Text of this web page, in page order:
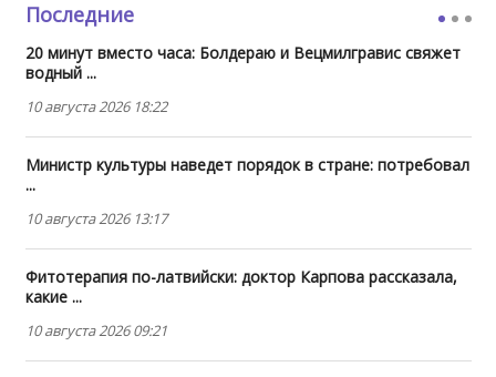
Последние
20 минут вместо часа: Болдераю и Вецмилгравис свяжет
водный ...
10 августа 2026 18:22
Министр культуры наведет порядок в стране: потребовал
...
10 августа 2026 13:17
Фитотерапия по-латвийски: доктор Карпова рассказала,
какие ...
10 августа 2026 09:21